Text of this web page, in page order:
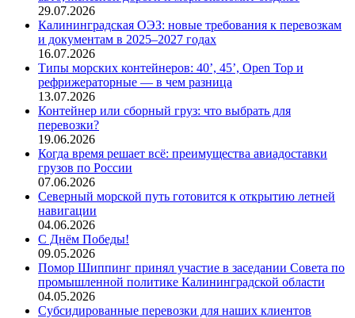
29.07.2026
Калининградская ОЭЗ: новые требования к перевозкам
и документам в 2025–2027 годах
16.07.2026
Типы морских контейнеров: 40’, 45’, Open Top и
рефрижераторные — в чем разница
13.07.2026
Контейнер или сборный груз: что выбрать для
перевозки?
19.06.2026
Когда время решает всё: преимущества авиадоставки
грузов по России
07.06.2026
Северный морской путь готовится к открытию летней
навигации
04.06.2026
С Днём Победы!
09.05.2026
Помор Шиппинг принял участие в заседании Совета по
промышленной политике Калининградской области
04.05.2026
Субсидированные перевозки для наших клиентов